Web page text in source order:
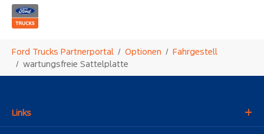
Ford Trucks Partnerportal Optionen
Fahrgestell
wartungsfreie Sattelplatte
Links